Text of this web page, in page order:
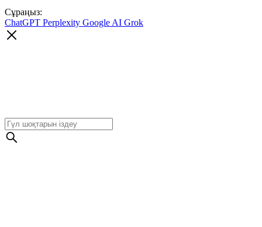
Сұраңыз:
ChatGPT Perplexity Google AI Grok